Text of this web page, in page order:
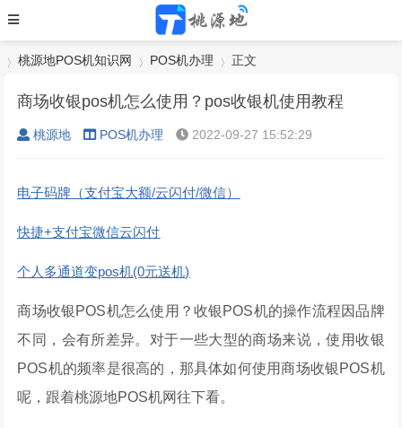
桃源地POS机知识网
›
POS机办理
›
正文
商场收银pos机怎么使用？pos收银机使用教程
桃源地 POS机办理 2022-09-27 15:52:29
电子码牌（支付宝大额/云闪付/微信）
快捷+支付宝微信云闪付
个人多通道变pos机(0元送机)
商场收银POS机怎么使用？收银POS机的操作流程因品牌
不同，会有所差异。对于一些大型的商场来说，使用收银
POS机的频率是很高的，那具体如何使用商场收银POS机
呢，跟着桃源地POS机网往下看。